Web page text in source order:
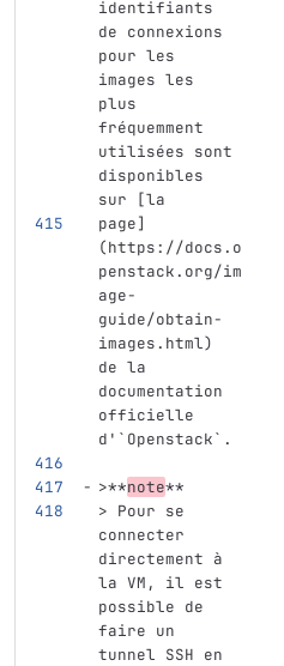
identifiants
de connexions
pour les
images les
plus
fréquemment
utilisées sont
disponibles
sur
[la
page]
(https://docs.o
penstack.org/im
age-
guide/obtain-
images.html)
de la
documentation
officielle
d' `Openstack` .
>**note**
> Pour se
connecter
directement à
la VM, il est
possible de
faire un
tunnel SSH en